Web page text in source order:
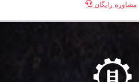
مشاوره رایگان